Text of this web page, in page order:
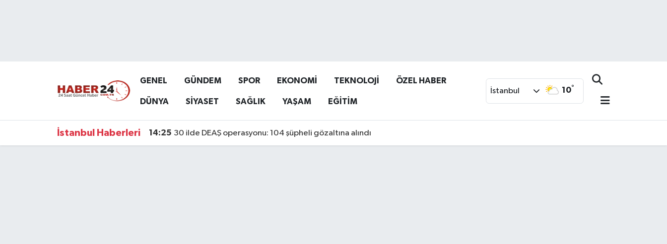
GENEL GÜNDEM SPOR EKONOMİ TEKNOLOJİ ÖZEL HABER
DÜNYA SİYASET SAĞLIK YAŞAM EĞİTİM
İstanbul 10°
İstanbul Haberleri 14:25 30 ilde DEAŞ operasyonu: 104 şüpheli gözaltına alındı
Namaz Vakitleri
Süper Lig Puan Durumu ve Fikstür